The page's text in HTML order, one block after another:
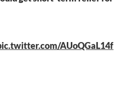
AUoQGaL14f